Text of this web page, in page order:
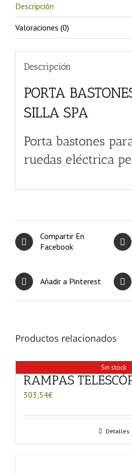
Descripción
Valoraciones (0)
Descripción
PORTA
SILLA SPA
Porta bastones
ruedas eléctrica
Compartir En
Facebook
Añadir a Pinterest
Productos relacionados
Sin stock
RAMPAS
303,54€
Detalles